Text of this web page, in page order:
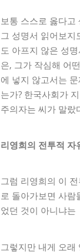
보통 스스로 옳다고
그 성명서 읽어보지
도 아프지 않은 성
은, 그가 작심해 어
에 넣지 않고서는
는가? 한국사회가
주의자는 씨가 말랐
리영희의 전투적 자
그럼 리영희의 이
로 돌아가보면 사람
었던 것이 아니냐는
그렇지만 내게 오래